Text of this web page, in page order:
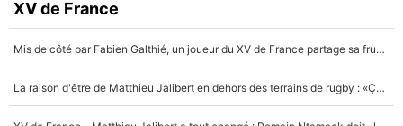
XV de France
Mis de côté par Fabien Galthié, un joueur du XV de France partage sa frustration : «ils ne me l’ont pas dit tout de suite»
La raison d'être de Matthieu Jalibert en dehors des terrains de rugby : «Ça m'atteint autant que si tu touches à un membre de ma famille»